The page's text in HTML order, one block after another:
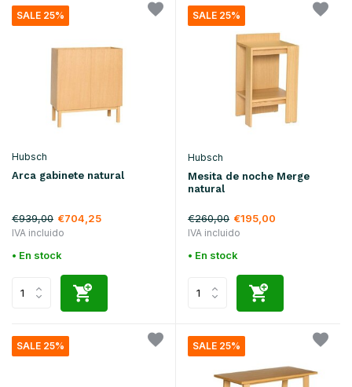
SALE 25%
Hubsch
Arca gabinete natural
€939,00 €704,25
IVA incluido
• En stock
SALE 25%
Hubsch
Mesita de noche Merge
natural
€260,00 €195,00
IVA incluido
• En stock
SALE 25% SALE 25%